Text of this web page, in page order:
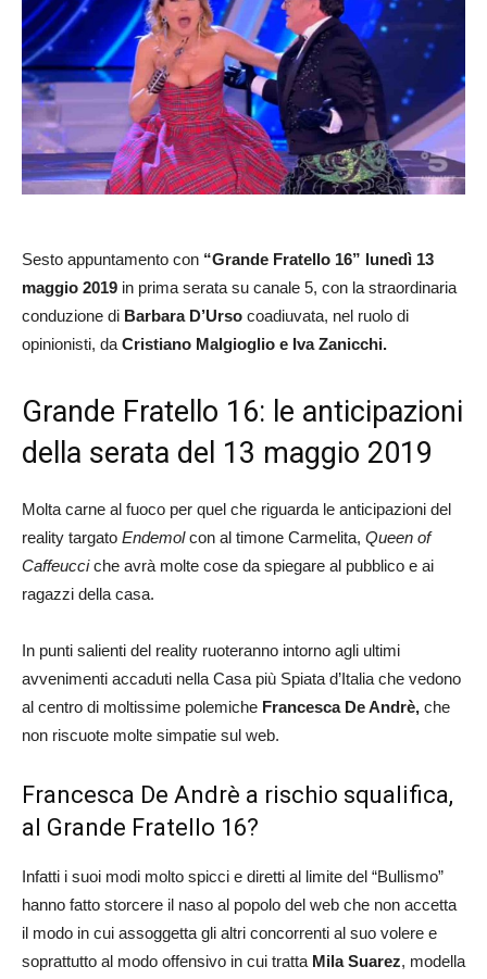
Sesto appuntamento con “Grande Fratello 16” lunedì 13
maggio 2019 in prima serata su canale 5, con la straordinaria
conduzione di Barbara D’Urso coadiuvata, nel ruolo di
opinionisti, da Cristiano Malgioglio e Iva Zanicchi.
Grande Fratello 16: le anticipazioni
della serata del 13 maggio 2019
Molta carne al fuoco per quel che riguarda le anticipazioni del
reality targato Endemolcon al timone Carmelita, Queen of
Caffeucciche avrà molte cose da spiegare al pubblico e ai
ragazzi della casa.
In punti salienti del reality ruoteranno intorno agli ultimi
avvenimenti accaduti nella Casa più Spiata d’Italia che vedono
al centro di moltissime polemiche Francesca De Andrè, che
non riscuote molte simpatie sul web.
Francesca De Andrè a rischio squalifica,
al Grande Fratello 16?
Infatti i suoi modi molto spicci e diretti al limite del “Bullismo”
hanno fatto storcere il naso al popolo del web che non accetta
il modo in cui assoggetta gli altri concorrenti al suo volere e
soprattutto al modo offensivo in cui tratta Mila Suarez, modella